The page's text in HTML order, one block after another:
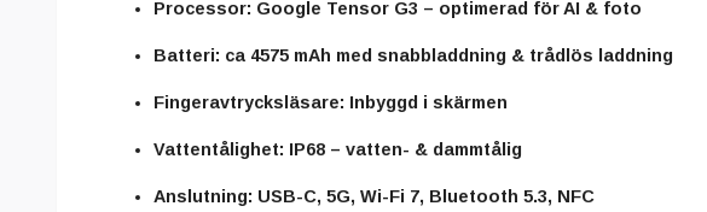
Processor: Google Tensor G3 – optimerad för AI & foto
Batteri: ca 4575 mAh med snabbladdning & trådlös laddning
Fingeravtrycksläsare: Inbyggd i skärmen
Vattentålighet: IP68 – vatten- & dammtålig
Anslutning: USB-C, 5G, Wi-Fi 7, Bluetooth 5.3, NFC